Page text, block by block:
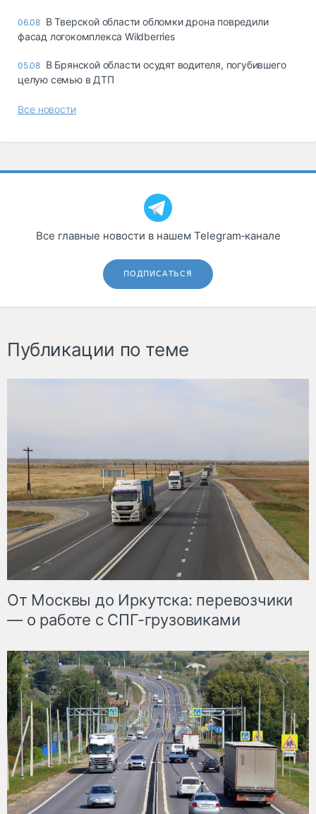
06.08 В Тверской области обломки дрона повредили
фасад логокомплекса Wildberries
05.08 В Брянской области осудят водителя, погубившего
целую семью в ДТП
Все новости
Все главные новости в нашем Telegram‑канале
ПОДПИСАТЬСЯ
Публикации по теме
От Москвы до Иркутска: перевозчики
— о работе с СПГ-грузовиками